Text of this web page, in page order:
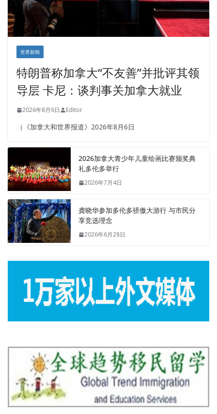
世界新闻
特朗普称加拿大“不友善”并批评其领
导层 卡尼：谈判事关加拿大就业
2026年8月6日 Editor
（《加拿大和世界报道》2026年8月6日
2026加拿大青少年儿童绘画比赛颁奖典
礼多伦多举行
2026年7月4日
龚晓华参加多伦多骄傲大游行 与市民分
享竞选理念
2026年6月28日